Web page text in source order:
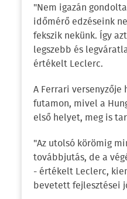
"Nem igazán
időmérő edzéseink
fekszik nekünk. Így
legszebb és
értékelt Leclerc.
A Ferrari versenyzője
futamon, mivel a
első helyet, meg is
"Az utolsó körömig
továbbjutás, de a
- értékelt Leclerc,
bevetett fejlesztései